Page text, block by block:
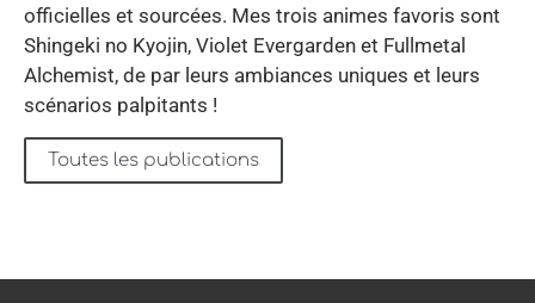
officielles et sourcées. Mes trois animes favoris sont
Shingeki no Kyojin, Violet Evergarden et Fullmetal
Alchemist, de par leurs ambiances uniques et leurs
scénarios palpitants !
Toutes les publications